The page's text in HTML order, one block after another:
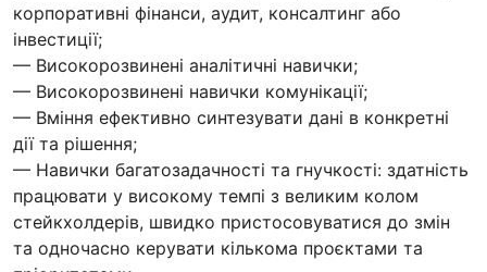
корпоративні фінанси, аудит, консалтинг або
інвестиції;
— Високорозвинені аналітичні навички;
— Високорозвинені навички комунікації;
— Вміння ефективно синтезувати дані в конкретні
дії та рішення;
— Навички багатозадачності та гнучкості: здатність
працювати у високому темпі з великим колом
стейкхолдерів, швидко пристосовуватися до змін
та одночасно керувати кількома проєктами та